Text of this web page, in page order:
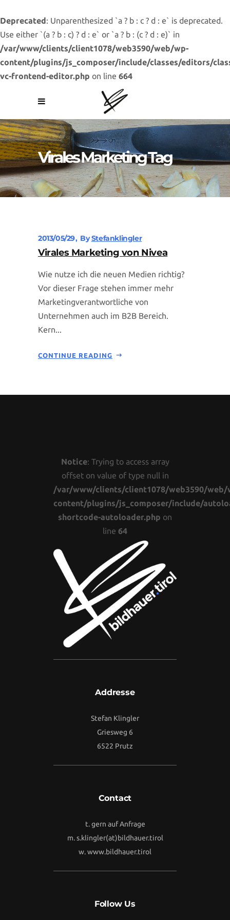
Deprecated: Unparenthesized `a ? b : c ? d : e` is deprecated.
Use either `(a ? b : c) ? d : e` or `a ? b : (c ? d : e)` in
/var/www/clients/client1078/web3590/web/wp-
content/plugins/js_composer/include/classes/editors/
vc-frontend-editor.php on line 664
Virales Marketing Tag
2013/05/29 ByStefanklingler
Virales Marketing von Nivea
Wie nutze ich die neuen Medien richtig?
Vor dieser Frage stehen immer mehr
Marketingverantwortliche von
Unternehmen auch im B2B Bereich.
Kern...
CONTINUE READING
Notice: Trying to access array
offset on value of type null in
/var/www/clients/client1078/web3590/web/
content/plugins/js_composer/include/
shortcode-autoloader.php on
line 64
Addresse
Stefan Klingler
Griesweg 6
6522 Prutz
Contact
t. gern auf Anfrage
m.s.klingler(at)bildhauer.tirol
w.www.bildhauer.tirol
Follow Us